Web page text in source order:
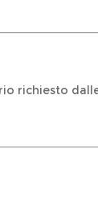
richiesto